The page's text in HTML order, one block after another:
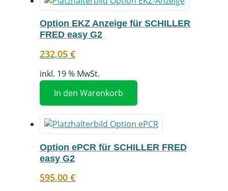
Option EKZ Anzeige für SCHILLER
FRED easy G2
232,05 €
inkl. 19 % MwSt.
In den Warenkorb
Option ePCR für SCHILLER FRED
easy G2
595,00 €